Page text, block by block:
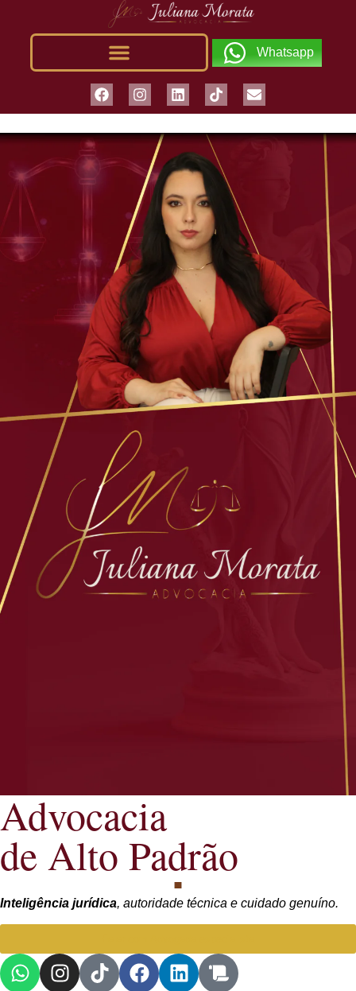
Whatsapp
Advocacia
de Alto Padrão
Inteligência jurídica, autoridade técnica e cuidado genuíno.